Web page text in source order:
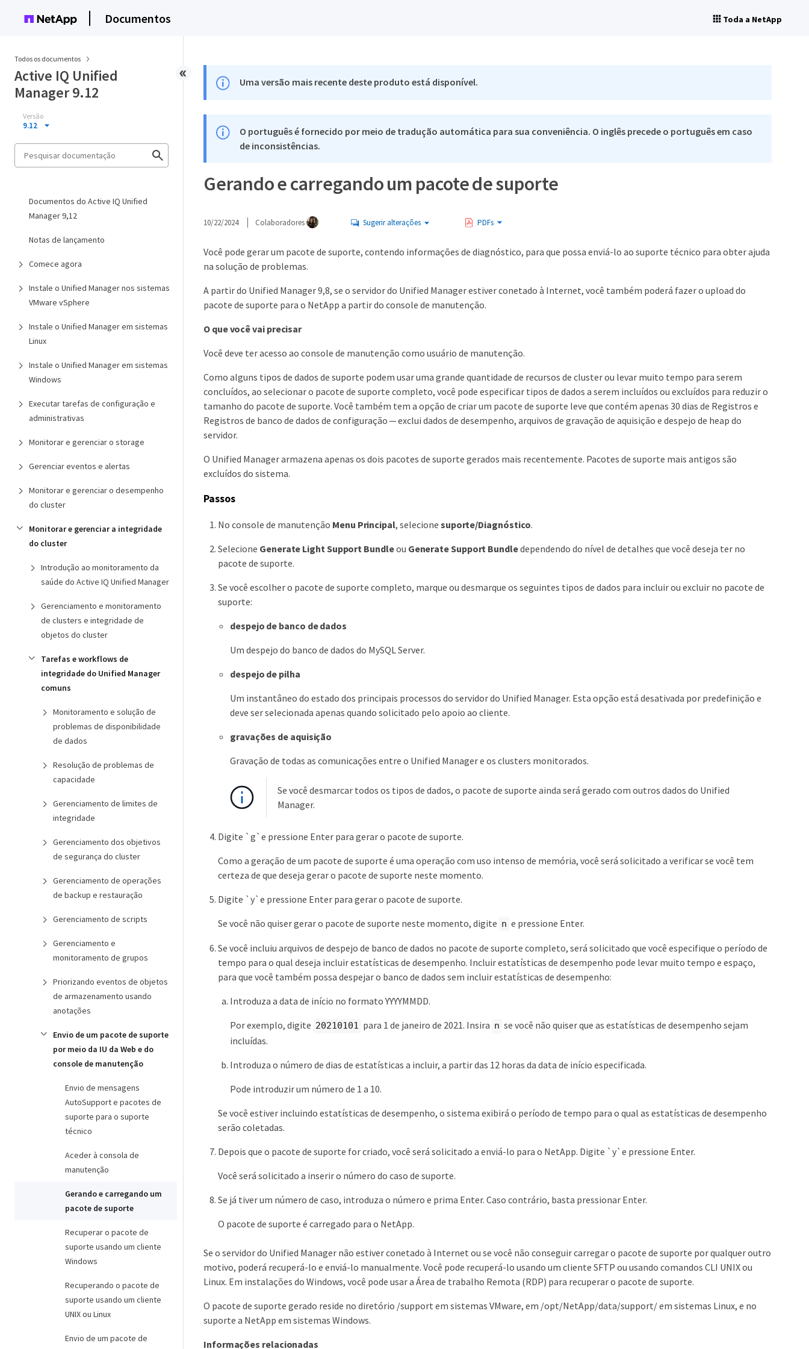
Documentos Toda a NetApp
Todos os documentos
Active IQ Unified
Manager 9.12
Versão
9.12
Documentos do Active IQ Unified
Manager 9,12
Notas de lançamento
Comece agora
Instale o Unified Manager nos sistemas
VMware vSphere
Instale o Unified Manager em sistemas
Linux
Instale o Unified Manager em sistemas
Windows
Executar tarefas de configuração e
administrativas
Monitorar e gerenciar o storage
Gerenciar eventos e alertas
Monitorar e gerenciar o desempenho
do cluster
Monitorar e gerenciar a integridade
do cluster
Introdução ao monitoramento da
saúde do Active IQ Unified Manager
Gerenciamento e monitoramento
de clusters e integridade de
objetos do cluster
Tarefas e workflows de
integridade do Unified Manager
comuns
Monitoramento e solução de
problemas de disponibilidade
de dados
Resolução de problemas de
capacidade
Gerenciamento de limites de
integridade
Gerenciamento dos objetivos
de segurança do cluster
Gerenciamento de operações
de backup e restauração
Gerenciamento de scripts
Gerenciamento e
monitoramento de grupos
Priorizando eventos de objetos
de armazenamento usando
anotações
Envio de um pacote de suporte
por meio da IU da Web e do
console de manutenção
Envio de mensagens
AutoSupport e pacotes de
suporte para o suporte
técnico
Aceder à consola de
manutenção
Gerando e carregando um
pacote de suporte
Recuperar o pacote de
suporte usando um cliente
Windows
Recuperando o pacote de
suporte usando um cliente
UNIX ou Linux
Envio de um pacote de
Uma versão mais recente deste produto está disponível.
O português é fornecido por meio de tradução automática para sua conveniência. O inglês precede o português em caso
de inconsistências.
Gerando e carregando um pacote de suporte
10/22/2024 Colaboradores Sugerir alterações PDFs
Você pode gerar um pacote de suporte, contendo informações de diagnóstico, para que possa enviá-lo ao suporte técnico para obter ajuda
na solução de problemas.
A partir do Unified Manager 9,8, se o servidor do Unified Manager estiver conetado à Internet, você também poderá fazer o upload do
pacote de suporte para o NetApp a partir do console de manutenção.
O que você vai precisar
Você deve ter acesso ao console de manutenção como usuário de manutenção.
Como alguns tipos de dados de suporte podem usar uma grande quantidade de recursos de cluster ou levar muito tempo para serem
concluídos, ao selecionar o pacote de suporte completo, você pode especificar tipos de dados a serem incluídos ou excluídos para reduzir o
tamanho do pacote de suporte. Você também tem a opção de criar um pacote de suporte leve que contém apenas 30 dias de Registros e
Registros de banco de dados de configuração — exclui dados de desempenho, arquivos de gravação de aquisição e despejo de heap do
servidor.
O Unified Manager armazena apenas os dois pacotes de suporte gerados mais recentemente. Pacotes de suporte mais antigos são
excluídos do sistema.
Passos
No console de manutenção Menu Principal, selecione suporte/Diagnóstico.
Selecione Generate Light Support Bundleou Generate Support Bundledependendo do nível de detalhes que você deseja ter no
pacote de suporte.
Se você escolher o pacote de suporte completo, marque ou desmarque os seguintes tipos de dados para incluir ou excluir no pacote de
suporte:
despejo de banco de dados
Um despejo do banco de dados do MySQL Server.
despejo de pilha
Um instantâneo do estado dos principais processos do servidor do Unified Manager. Esta opção está desativada por predefinição e
deve ser selecionada apenas quando solicitado pelo apoio ao cliente.
gravações de aquisição
Gravação de todas as comunicações entre o Unified Manager e os clusters monitorados.
Se você desmarcar todos os tipos de dados, o pacote de suporte ainda será gerado com outros dados do Unified
Manager.
Digite `g`e pressione Enter para gerar o pacote de suporte.
Como a geração de um pacote de suporte é uma operação com uso intenso de memória, você será solicitado a verificar se você tem
certeza de que deseja gerar o pacote de suporte neste momento.
Digite `y`e pressione Enter para gerar o pacote de suporte.
Se você não quiser gerar o pacote de suporte neste momento, digite n e pressione Enter.
Se você incluiu arquivos de despejo de banco de dados no pacote de suporte completo, será solicitado que você especifique o período de
tempo para o qual deseja incluir estatísticas de desempenho. Incluir estatísticas de desempenho pode levar muito tempo e espaço,
para que você também possa despejar o banco de dados sem incluir estatísticas de desempenho:
Introduza a data de início no formato YYYYMMDD.
Por exemplo, digite 20210101 para 1 de janeiro de 2021. Insira n se você não quiser que as estatísticas de desempenho sejam
incluídas.
Introduza o número de dias de estatísticas a incluir, a partir das 12 horas da data de início especificada.
Pode introduzir um número de 1 a 10.
Se você estiver incluindo estatísticas de desempenho, o sistema exibirá o período de tempo para o qual as estatísticas de desempenho
serão coletadas.
Depois que o pacote de suporte for criado, você será solicitado a enviá-lo para o NetApp. Digite `y`e pressione Enter.
Você será solicitado a inserir o número do caso de suporte.
Se já tiver um número de caso, introduza o número e prima Enter. Caso contrário, basta pressionar Enter.
O pacote de suporte é carregado para o NetApp.
Se o servidor do Unified Manager não estiver conetado à Internet ou se você não conseguir carregar o pacote de suporte por qualquer outro
motivo, poderá recuperá-lo e enviá-lo manualmente. Você pode recuperá-lo usando um cliente SFTP ou usando comandos CLI UNIX ou
Linux. Em instalações do Windows, você pode usar a Área de trabalho Remota (RDP) para recuperar o pacote de suporte.
O pacote de suporte gerado reside no diretório /support em sistemas VMware, em /opt/NetApp/data/support/ em sistemas Linux, e no
suporte a NetApp em sistemas Windows.
Informações relacionadas